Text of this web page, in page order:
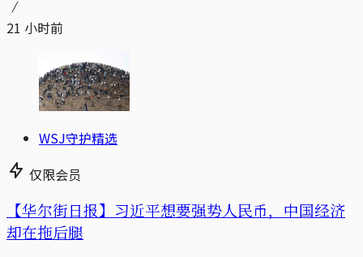
21 小时前
WSJ守护精选
仅限会员
【华尔街日报】习近平想要强势人民币，中国经济
却在拖后腿